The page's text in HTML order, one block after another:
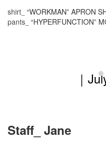
shirt “WORKMAN” APRON
pants “HYPERFUNCTION”
｜
Staff_ Jane